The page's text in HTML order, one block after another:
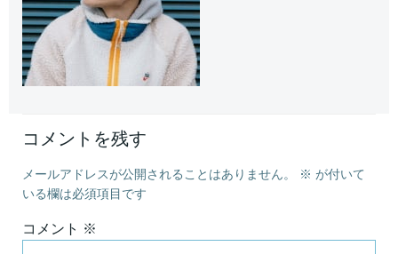
コメントを残す
メールアドレスが公開されることはありません。 ※ が付いて
いる欄は必須項目です
コメント ※